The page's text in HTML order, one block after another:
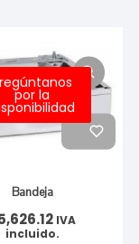
por la
Bandeja
IVA
incluido.